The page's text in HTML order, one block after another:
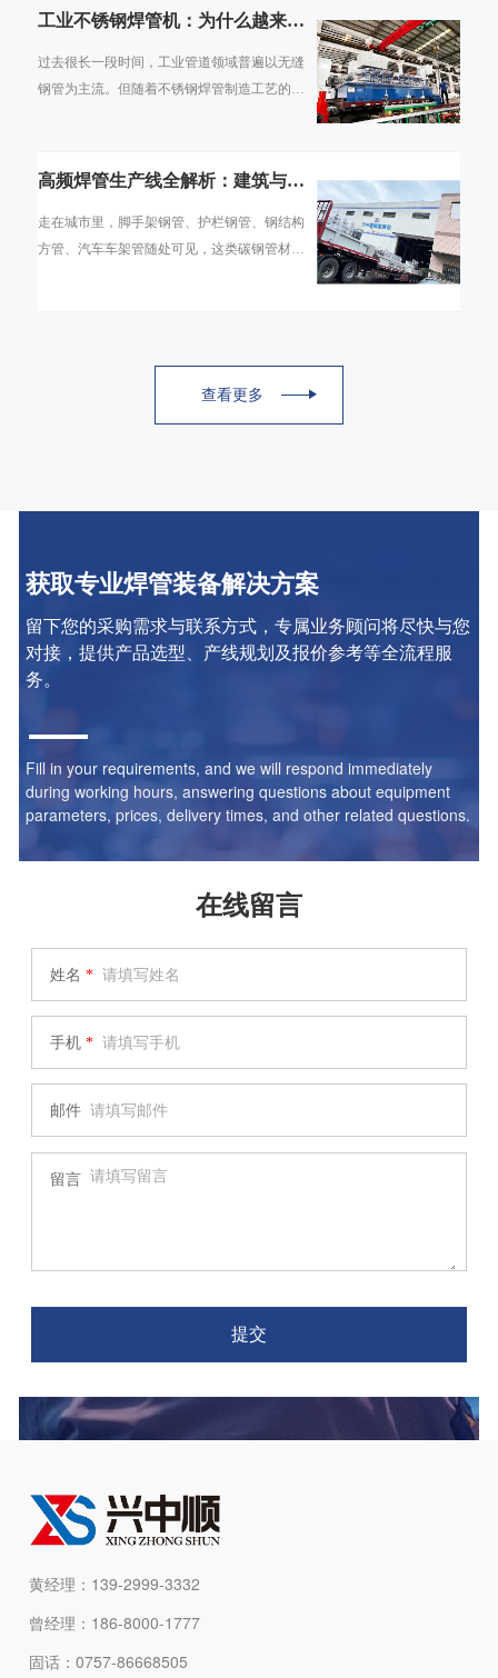
机
工业不锈钢焊管机：为什么越来越
过去很长一段时间，工业管道领域普遍以无缝
钢管为主流。但随着不锈钢焊管制造工艺的持
高频焊管生产线全解析：建筑与交
走在城市里，脚手架钢管、护栏钢管、钢结构
方管、汽车车架管随处可见，这类碳钢管材绝
查看更多
获取专业焊管装备解决方案
留下您的采购需求与联系方式，专属业务顾问将尽快与您
对接，提供产品选型、产线规划及报价参考等全流程服
务。
Fill in your requirements, and we will respond immediately
during working hours, answering questions about equipment
parameters, prices, delivery times, and other related questions.
在线留言
姓名 *
手机 *
邮件
留言
提交
黄经理：139-2999-3332
曾经理：186-8000-1777
固话：0757-86668505